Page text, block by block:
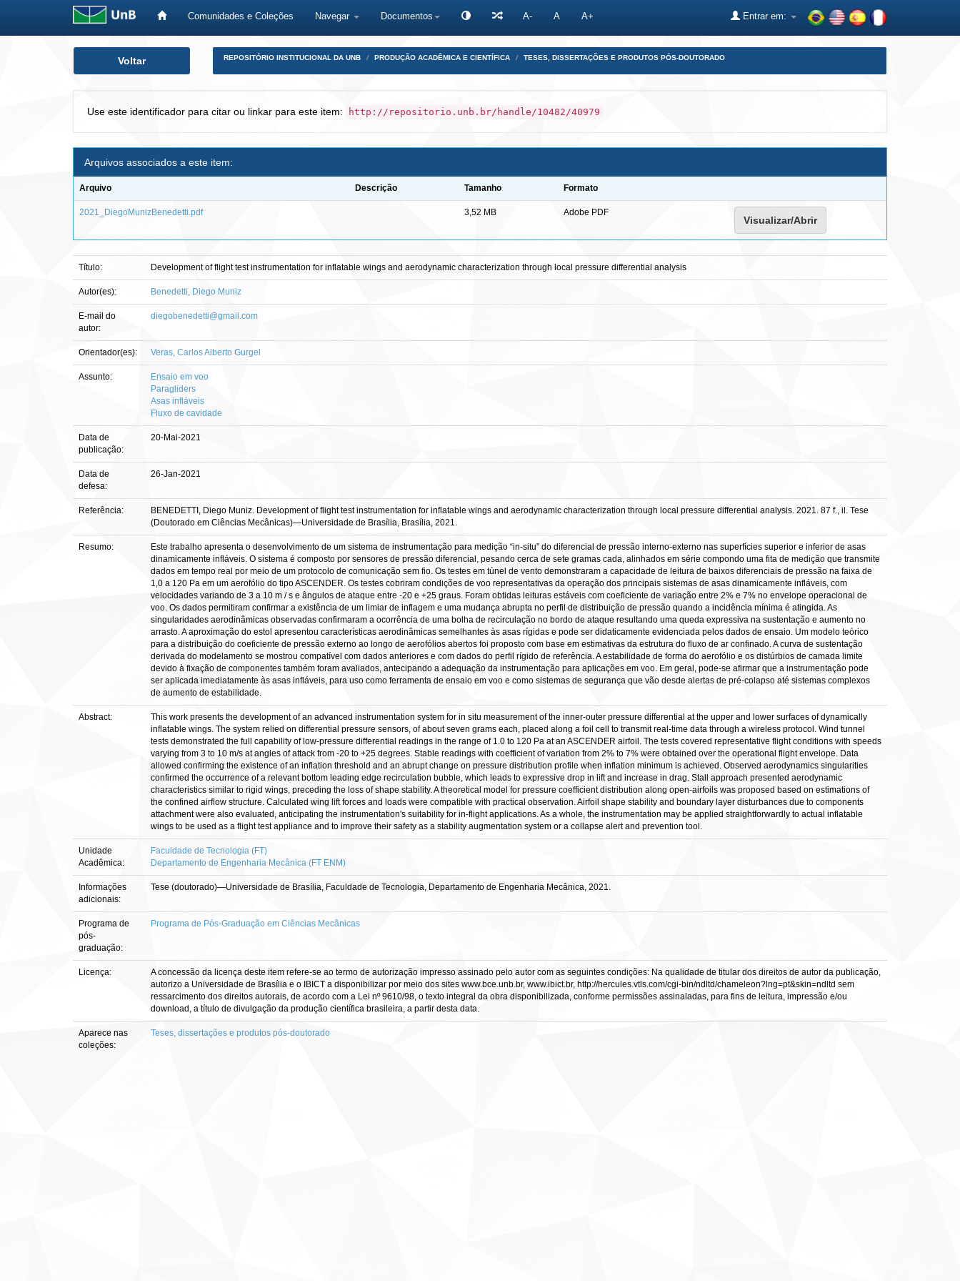
Comunidades e Coleções Navegar Documentos A- A A+ Entrar em:
Voltar REPOSITÓRIO INSTITUCIONAL DA UNB PRODUÇÃO ACADÊMICA E CIENTÍFICA TESES, DISSERTAÇÕES E PRODUTOS PÓS-DOUTORADO
Use este identificador para citar ou linkar para este item: http://repositorio.unb.br/handle/10482/40979
Arquivos associados a este item:
Arquivo Descrição Tamanho Formato
2021_DiegoMunizBenedetti.pdf 3,52 MB Adobe PDF
Visualizar/Abrir
Título: Development of flight test instrumentation for inflatable wings and aerodynamic characterization through local pressure differential analysis
Autor(es): Benedetti, Diego Muniz
E-mail do
autor:
diegobenedetti@gmail.com
Orientador(es): Veras, Carlos Alberto Gurgel
Assunto:
Ensaio em voo
Paragliders
Asas infláveis
Fluxo de cavidade
Data de
publicação:
20-Mai-2021
Data de
defesa:
26-Jan-2021
Referência:
BENEDETTI, Diego Muniz. Development of flight test instrumentation for inflatable wings and aerodynamic characterization through local pressure differential analysis. 2021. 87 f., il. Tese
(Doutorado em Ciências Mecânicas)—Universidade de Brasília, Brasília, 2021.
Resumo:
Este trabalho apresenta o desenvolvimento de um sistema de instrumentação para medição “in-situ” do diferencial de pressão interno-externo nas superfícies superior e inferior de asas
dinamicamente infláveis. O sistema é composto por sensores de pressão diferencial, pesando cerca de sete gramas cada, alinhados em série compondo uma fita de medição que transmite
dados em tempo real por meio de um protocolo de comunicação sem fio. Os testes em túnel de vento demonstraram a capacidade de leitura de baixos diferenciais de pressão na faixa de
1,0 a 120 Pa em um aerofólio do tipo ASCENDER. Os testes cobriram condições de voo representativas da operação dos principais sistemas de asas dinamicamente infláveis, com
velocidades variando de 3 a 10 m / s e ângulos de ataque entre -20 e +25 graus. Foram obtidas leituras estáveis com coeficiente de variação entre 2% e 7% no envelope operacional de
voo. Os dados permitiram confirmar a existência de um limiar de inflagem e uma mudança abrupta no perfil de distribuição de pressão quando a incidência mínima é atingida. As
singularidades aerodinâmicas observadas confirmaram a ocorrência de uma bolha de recirculação no bordo de ataque resultando uma queda expressiva na sustentação e aumento no
arrasto. A aproximação do estol apresentou características aerodinâmicas semelhantes às asas rígidas e pode ser didaticamente evidenciada pelos dados de ensaio. Um modelo teórico
para a distribuição do coeficiente de pressão externo ao longo de aerofólios abertos foi proposto com base em estimativas da estrutura do fluxo de ar confinado. A curva de sustentação
derivada do modelamento se mostrou compatível com dados anteriores e com dados do perfil rígido de referência. A estabilidade de forma do aerofólio e os distúrbios de camada limite
devido à fixação de componentes também foram avaliados, antecipando a adequação da instrumentação para aplicações em voo. Em geral, pode-se afirmar que a instrumentação pode
ser aplicada imediatamente às asas infláveis, para uso como ferramenta de ensaio em voo e como sistemas de segurança que vão desde alertas de pré-colapso até sistemas complexos
de aumento de estabilidade.
Abstract:
This work presents the development of an advanced instrumentation system for in situ measurement of the inner-outer pressure differential at the upper and lower surfaces of dynamically
inflatable wings. The system relied on differential pressure sensors, of about seven grams each, placed along a foil cell to transmit real-time data through a wireless protocol. Wind tunnel
tests demonstrated the full capability of low-pressure differential readings in the range of 1.0 to 120 Pa at an ASCENDER airfoil. The tests covered representative flight conditions with speeds
varying from 3 to 10 m/s at angles of attack from -20 to +25 degrees. Stable readings with coefficient of variation from 2% to 7% were obtained over the operational flight envelope. Data
allowed confirming the existence of an inflation threshold and an abrupt change on pressure distribution profile when inflation minimum is achieved. Observed aerodynamics singularities
confirmed the occurrence of a relevant bottom leading edge recirculation bubble, which leads to expressive drop in lift and increase in drag. Stall approach presented aerodynamic
characteristics similar to rigid wings, preceding the loss of shape stability. A theoretical model for pressure coefficient distribution along open-airfoils was proposed based on estimations of
the confined airflow structure. Calculated wing lift forces and loads were compatible with practical observation. Airfoil shape stability and boundary layer disturbances due to components
attachment were also evaluated, anticipating the instrumentation's suitability for in-flight applications. As a whole, the instrumentation may be applied straightforwardly to actual inflatable
wings to be used as a flight test appliance and to improve their safety as a stability augmentation system or a collapse alert and prevention tool.
Unidade
Acadêmica:
Faculdade de Tecnologia (FT)
Departamento de Engenharia Mecânica (FT ENM)
Informações
adicionais:
Tese (doutorado)—Universidade de Brasília, Faculdade de Tecnologia, Departamento de Engenharia Mecânica, 2021.
Programa de
pós-
graduação:
Programa de Pós-Graduação em Ciências Mecânicas
Licença:
A concessão da licença deste item refere-se ao termo de autorização impresso assinado pelo autor com as seguintes condições: Na qualidade de titular dos direitos de autor da publicação,
autorizo a Universidade de Brasília e o IBICT a disponibilizar por meio dos sites www.bce.unb.br, www.ibict.br, http://hercules.vtls.com/cgi-bin/ndltd/chameleon?lng=pt&skin=ndltd sem
ressarcimento dos direitos autorais, de acordo com a Lei nº 9610/98, o texto integral da obra disponibilizada, conforme permissões assinaladas, para fins de leitura, impressão e/ou
download, a título de divulgação da produção científica brasileira, a partir desta data.
Aparece nas
coleções:
Teses, dissertações e produtos pós-doutorado